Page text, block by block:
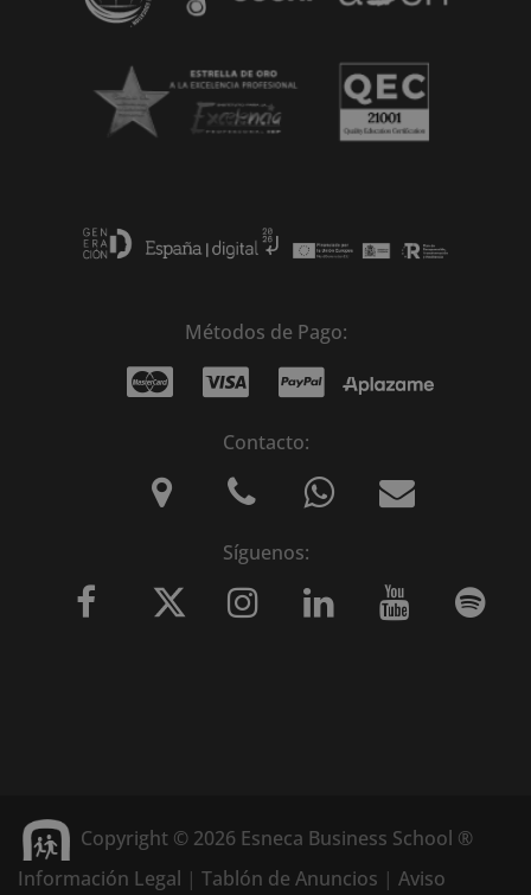
Métodos de Pago:
Contacto:
Síguenos:
Copyright © 2026 Esneca Business School ®
Información Legal | Tablón de Anuncios | Aviso